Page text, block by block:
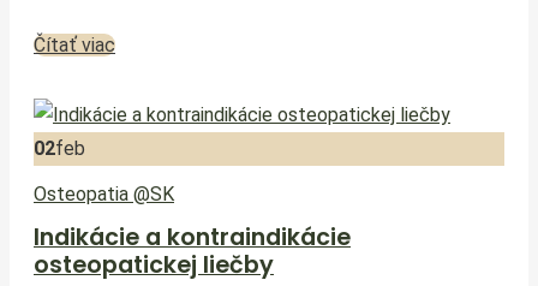
Čítať viac
02feb
Osteopatia @SK
Indikácie a kontraindikácie
osteopatickej liečby